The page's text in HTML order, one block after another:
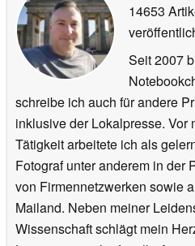
14653
Seit 2007
schreibe ich auch für andere
inklusive der Lokalpresse. Vor
Tätigkeit arbeitete ich als
Fotograf unter anderem in der
von Firmennetzwerken sowie
Mailand. Neben meiner
Wissenschaft schlägt mein